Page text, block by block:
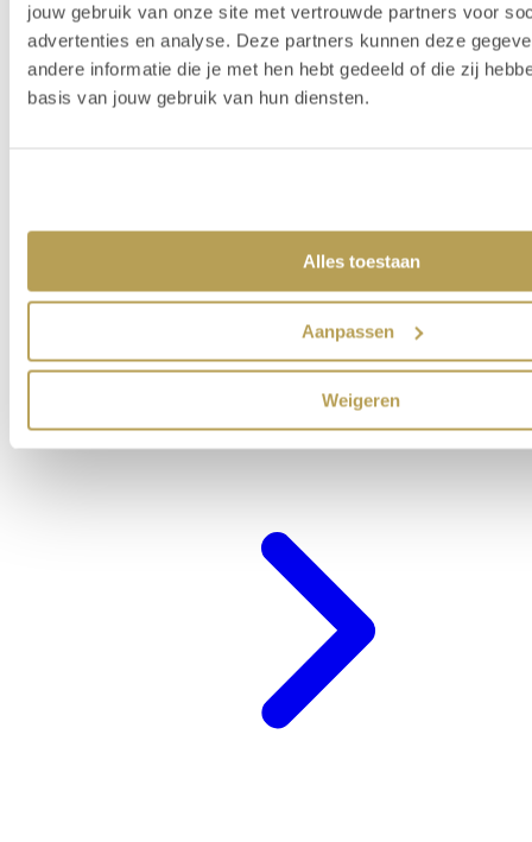
jouw gebruik van onze site met vertrouwde partners voor
advertenties en analyse. Deze partners kunnen deze
andere informatie die je met hen hebt gedeeld of die zij
basis van jouw gebruik van hun diensten.
Alles toestaan
Aanpassen
Weigeren